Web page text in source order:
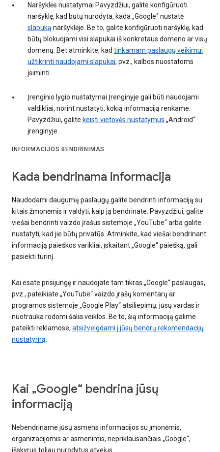
Naršyklės nustatymai Pavyzdžiui, galite konfigūruoti
naršyklę, kad būtų nurodyta, kada „Google“ nustatė
slapuką naršyklėje. Be to, galite konfigūruoti naršyklę, kad
būtų blokuojami visi slapukai iš konkretaus domeno ar visų
domenų. Bet atminkite, kad tinkamam paslaugų veikimui
užtikrinti naudojami slapukai, pvz., kalbos nuostatoms
įsiminti.
Įrenginio lygio nustatymai Įrenginyje gali būti naudojami
valdikliai, norint nustatyti, kokią informaciją renkame.
Pavyzdžiui, galite keisti vietovės nustatymus „Android“
įrenginyje.
INFORMACIJOS BENDRINIMAS
Kada bendrinama informacija
Naudodami daugumą paslaugų galite bendrinti informaciją su
kitais žmonėmis ir valdyti, kaip ją bendrinate. Pavyzdžiui, galite
viešai bendrinti vaizdo įrašus sistemoje „YouTube“ arba galite
nustatyti, kad jie būtų privatūs. Atminkite, kad viešai bendrinant
informaciją paieškos varikliai, įskaitant „Google“ paiešką, gali
pasiekti turinį.
Kai esate prisijungę ir naudojate tam tikras „Google“ paslaugas,
pvz., pateikiate „YouTube“ vaizdo įrašų komentarų ar
programos sistemoje „Google Play“ atsiliepimų, jūsų vardas ir
nuotrauka rodomi šalia veiklos. Be to, šią informaciją galime
pateikti reklamose, atsižvelgdami į jūsų bendrų rekomendacijų
nustatymą
Kai „Google“ bendrina jūsų
informaciją
Nebendriname jūsų asmens informacijos su įmonėmis,
organizacijomis ar asmenimis, nepriklausančiais „Google“,
išskyrus toliau nurodytus atvejus.